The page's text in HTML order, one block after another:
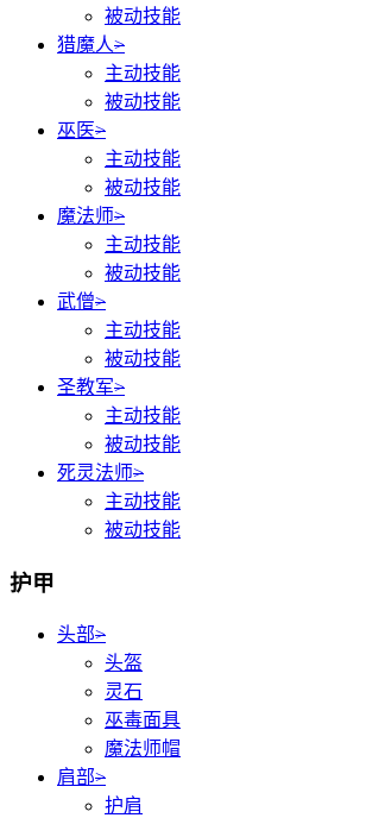
被动技能
猎魔人>
主动技能
被动技能
巫医>
主动技能
被动技能
魔法师>
主动技能
被动技能
武僧>
主动技能
被动技能
圣教军>
主动技能
被动技能
死灵法师>
主动技能
被动技能
护甲
头部>
头盔
灵石
巫毒面具
魔法师帽
肩部>
护肩